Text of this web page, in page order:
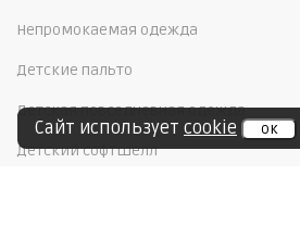
Непромокаемая одежда
Детские пальто
Детская повседневная одежда
Детский софтшелл
Сайт использует cookie ок